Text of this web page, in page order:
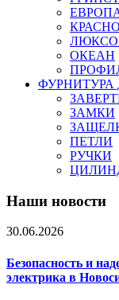
ОКЕАН
ФУРНИТУРА
ЗАМКИ
ПЕТЛИ
РУЧКИ
Наши новости
30.06.2026
Безопасность и
электрика в